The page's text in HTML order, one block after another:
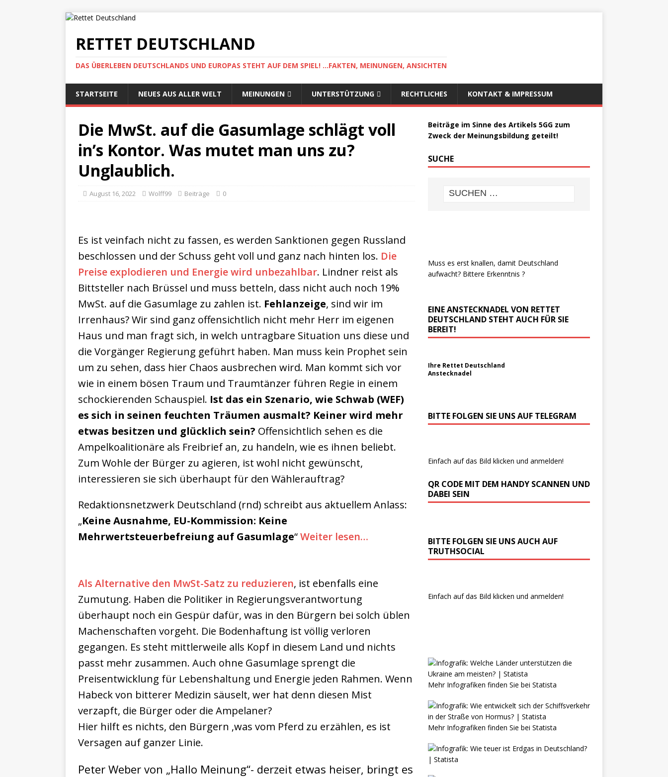
RETTET DEUTSCHLAND
DAS ÜBERLEBEN DEUTSCHLANDS UND EUROPAS STEHT AUF DEM SPIEL! ...FAKTEN, MEINUNGEN, ANSICHTEN
STARTSEITE NEUES AUS ALLER WELT MEINUNGEN UNTERSTÜTZUNG RECHTLICHES KONTAKT & IMPRESSUM
Die MwSt. auf die Gasumlage schlägt voll
in’s Kontor. Was mutet man uns zu?
Unglaublich.
August 16, 2022 Wolff99 Beiträge 0
Es ist veinfach nicht zu fassen, es werden Sanktionen gegen Russland
beschlossen und der Schuss geht voll und ganz nach hinten los. Die
Preise explodieren und Energie wird unbezahlbar. Lindner reist als
Bittsteller nach Brüssel und muss betteln, dass nicht auch noch 19%
MwSt. auf die Gasumlage zu zahlen ist. Fehlanzeige, sind wir im
Irrenhaus? Wir sind ganz offensichtlich nicht mehr Herr im eigenen
Haus und man fragt sich, in welch untragbare Situation uns diese und
die Vorgänger Regierung geführt haben. Man muss kein Prophet sein
um zu sehen, dass hier Chaos ausbrechen wird. Man kommt sich vor
wie in einem bösen Traum und Traumtänzer führen Regie in einem
schockierenden Schauspiel. Ist das ein Szenario, wie Schwab (WEF)
es sich in seinen feuchten Träumen ausmalt? Keiner wird mehr
etwas besitzen und glücklich sein? Offensichtlich sehen es die
Ampelkoalitionäre als Freibrief an, zu handeln, wie es ihnen beliebt.
Zum Wohle der Bürger zu agieren, ist wohl nicht gewünscht,
interessieren sie sich überhaupt für den Wählerauftrag?
Redaktionsnetzwerk Deutschland (rnd) schreibt aus aktuellem Anlass:
„Keine Ausnahme, EU-Kommission: Keine
Mehrwertsteuerbefreiung auf Gasumlage“Weiter lesen…
Als Alternative den MwSt-Satz zu reduzieren, ist ebenfalls eine
Zumutung. Haben die Politiker in Regierungsverantwortung
überhaupt noch ein Gespür dafür, was in den Bürgern bei solch üblen
Machenschaften vorgeht. Die Bodenhaftung ist völlig verloren
gegangen. Es steht mittlerweile alls Kopf in diesem Land und nichts
passt mehr zusammen. Auch ohne Gasumlage sprengt die
Preisentwicklung für Lebenshaltung und Energie jeden Rahmen. Wenn
Habeck von bitterer Medizin säuselt, wer hat denn diesen Mist
verzapft, die Bürger oder die Ampelaner?
Hier hilft es nichts, den Bürgern ‚was vom Pferd zu erzählen, es ist
Versagen auf ganzer Linie.
Peter Weber von „Hallo Meinung“- derzeit etwas heiser, bringt es
Beiträge im Sinne des Artikels 5GG zum
Zweck der Meinungsbildung geteilt!
SUCHE
Muss es erst knallen, damit Deutschland
aufwacht? Bittere Erkenntnis ?
EINE ANSTECKNADEL VON RETTET
DEUTSCHLAND STEHT AUCH FÜR SIE
BEREIT!
Ihre Rettet Deutschland
Anstecknadel
BITTE FOLGEN SIE UNS AUF TELEGRAM
Einfach auf das Bild klicken und anmelden!
QR CODE MIT DEM HANDY SCANNEN UND
DABEI SEIN
BITTE FOLGEN SIE UNS AUCH AUF
TRUTHSOCIAL
Einfach auf das Bild klicken und anmelden!
Mehr Infografiken finden Sie bei Statista
Mehr Infografiken finden Sie bei Statista